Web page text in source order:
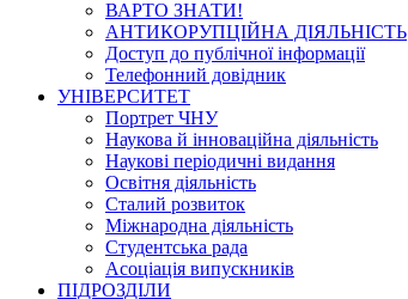
ВАРТО ЗНАТИ!
АНТИКОРУПЦІЙНА ДІЯЛЬНІСТЬ
Доступ до публічної інформації
Телефонний довідник
УНІВЕРСИТЕТ
Портрет ЧНУ
Наукова й інноваційна діяльність
Наукові періодичні видання
Освітня діяльність
Сталий розвиток
Міжнародна діяльність
Студентська рада
Асоціація випускників
ПІДРОЗДІЛИ